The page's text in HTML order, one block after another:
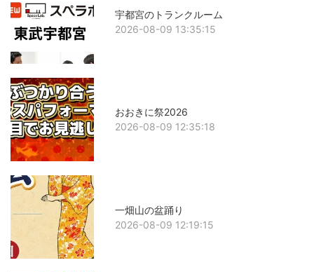
宇都宮のトランクルーム
2026-08-09 13:35:15
おおきに祭2026
2026-08-09 12:35:18
一畑山の盆踊り
2026-08-09 12:19:15